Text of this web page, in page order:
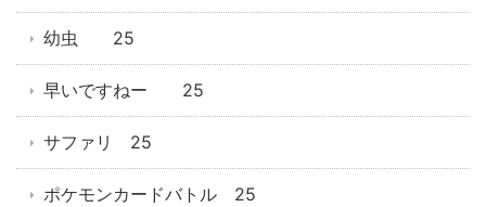
幼虫 25
早いですねー 25
サファリ 25
ポケモンカードバトル 25